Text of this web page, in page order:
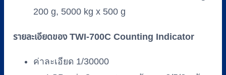
200 g, 5000 kg x 500 g
รายละเอียดของ TWI-700C Counting Indicator
ค่าละเอียด 1/30000